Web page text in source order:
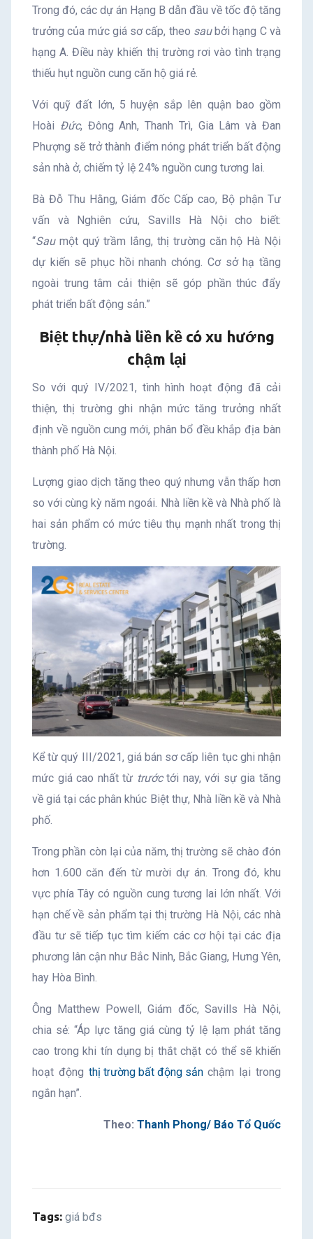
Trong đó, các dự án Hạng B dẫn đầu về tốc độ tăng
trưởng của mức giá sơ cấp, theo saubởi hạng C và
hạng A. Điều này khiến thị trường rơi vào tình trạng
thiếu hụt nguồn cung căn hộ giá rẻ.
Với quỹ đất lớn, 5 huyện sắp lên quận bao gồm
Hoài Đức, Đông Anh, Thanh Trì, Gia Lâm và Đan
Phượng sẽ trở thành điểm nóng phát triển bất động
sản nhà ở, chiếm tỷ lệ 24% nguồn cung tương lai.
Bà Đỗ Thu Hằng, Giám đốc Cấp cao, Bộ phận Tư
vấn và Nghiên cứu, Savills Hà Nội cho biết:
“Sau một quý trầm lắng, thị trường căn hộ Hà Nội
dự kiến sẽ phục hồi nhanh chóng. Cơ sở hạ tầng
ngoài trung tâm cải thiện sẽ góp phần thúc đẩy
phát triển bất động sản.”
Biệt thự/nhà liền kề có xu hướng
chậm lại
So với quý IV/2021, tình hình hoạt động đã cải
thiện, thị trường ghi nhận mức tăng trưởng nhất
định về nguồn cung mới, phân bổ đều khắp địa bàn
thành phố Hà Nội.
Lượng giao dịch tăng theo quý nhưng vẫn thấp hơn
so với cùng kỳ năm ngoái. Nhà liền kề và Nhà phố là
hai sản phẩm có mức tiêu thụ mạnh nhất trong thị
trường.
Kể từ quý III/2021, giá bán sơ cấp liên tục ghi nhận
mức giá cao nhất từ trướctới nay, với sự gia tăng
về giá tại các phân khúc Biệt thự, Nhà liền kề và Nhà
phố.
Trong phần còn lại của năm, thị trường sẽ chào đón
hơn 1.600 căn đến từ mười dự án. Trong đó, khu
vực phía Tây có nguồn cung tương lai lớn nhất. Với
hạn chế về sản phẩm tại thị trường Hà Nội, các nhà
đầu tư sẽ tiếp tục tìm kiếm các cơ hội tại các địa
phương lân cận như Bắc Ninh, Bắc Giang, Hưng Yên,
hay Hòa Bình.
Ông Matthew Powell, Giám đốc, Savills Hà Nội,
chia sẻ: “Áp lực tăng giá cùng tỷ lệ lạm phát tăng
cao trong khi tín dụng bị thắt chặt có thể sẽ khiến
hoạt động thị trường bất động sảnchậm lại trong
ngắn hạn”.
Theo: Thanh Phong/ Báo Tổ Quốc
Tags: giá bđs